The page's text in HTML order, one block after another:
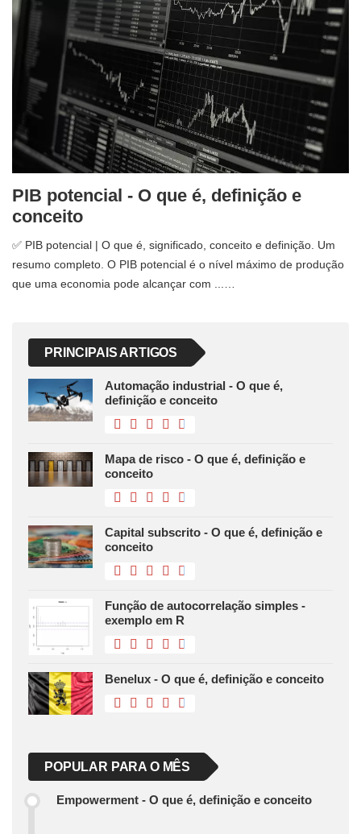
PIB potencial - O que é, definição e
conceito
✅ PIB potencial | O que é, significado, conceito e definição. Um
resumo completo. O PIB potencial é o nível máximo de produção
que uma economia pode alcançar com ...…
PRINCIPAIS ARTIGOS
Automação industrial - O que é,
definição e conceito
Mapa de risco - O que é, definição e
conceito
Capital subscrito - O que é, definição e
conceito
Função de autocorrelação simples -
exemplo em R
Benelux - O que é, definição e conceito
POPULAR PARA O MÊS
Empowerment - O que é, definição e conceito